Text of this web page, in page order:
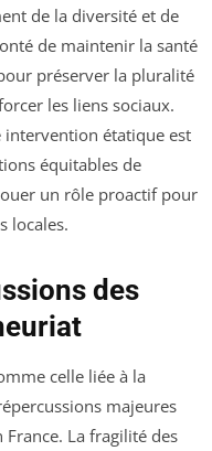
de la diversité et de
de maintenir la santé
préserver la pluralité
les liens sociaux.
intervention étatique est
équitables de
un rôle proactif pour
locales.
des
celle liée à la
majeures
France. La fragilité des